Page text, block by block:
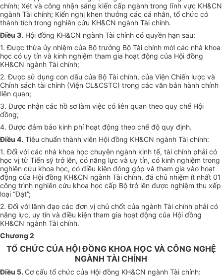
chính; Xét và công nhận sáng kiến cấp ngành trong lĩnh vực KH&CN
ngành Tài chính; Kiến nghị khen thưởng các cá nhân, tổ chức có
thành tích trong nghiên cứu KH&CN ngành Tài chính.
Điều 3. Hội đồng KH&CN ngành Tài chính có quyền hạn sau:
1.Được thừa ủy nhiệm của Bộ trưởng Bộ Tài chính mời các nhà khoa
học có uy tín và kinh nghiệm tham gia hoạt động của Hội đồng
KH&CN ngành Tài chính;
2.Được sử dụng con dấu của Bộ Tài chính, của Viện Chiến lược và
Chính sách tài chính (Viện CL&CSTC) trong các văn bản hành chính
liên quan;
3.Được nhận các hồ sơ làm việc có liên quan theo quy chế Hội
đồng;
4.Được đảm bảo kinh phí hoạt động theo chế độ quy định.
Điều 4. Tiêu chuẩn thành viên Hội đồng KH&CN ngành Tài chính:
1.Đối với các nhà khoa học chuyên ngành kinh tế, tài chính phải có
học vị từ Tiến sỹ trở lên, có năng lực và uy tín, có kinh nghiệm trong
nghiên cứu khoa học, có điều kiện đóng góp và tham gia vào hoạt
động của Hội đồng KH&CN ngành Tài chính, đã chủ nhiệm ít nhất 01
công trình nghiên cứu khoa học cấp Bộ trở lên được nghiệm thu xếp
loại “Đạt”;
2.Đối với lãnh đạo các đơn vị chủ chốt của ngành Tài chính phải có
năng lực, uy tín và điều kiện tham gia hoạt động của Hội đồng
KH&CN ngành Tài chính.
Chương 2
TỔ CHỨC CỦA HỘI ĐỒNG KHOA HỌC VÀ CÔNG NGHỆ
NGÀNH TÀI CHÍNH
Điều 5. Cơ cấu tổ chức của Hội đồng KH&CN ngành Tài chính: